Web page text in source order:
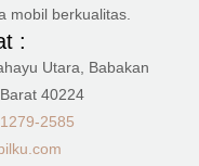
mobil berkualitas.
:
Utara, Babakan
40224
2585